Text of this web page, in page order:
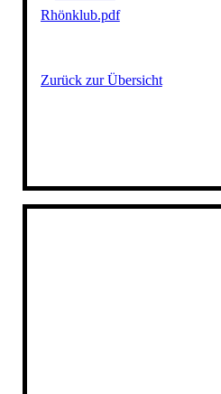
Rhönklub.pdf
Zurück zur Übersicht